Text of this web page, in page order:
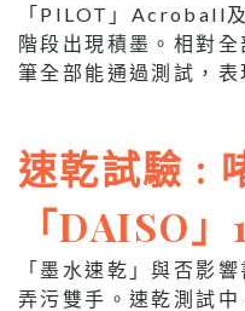
「PILOT」Acroball
階段出現積墨。相對
筆全部能通過測試，表
速乾試驗 :
「DAISO
「墨水速乾」與否影
弄污雙手。速乾測試